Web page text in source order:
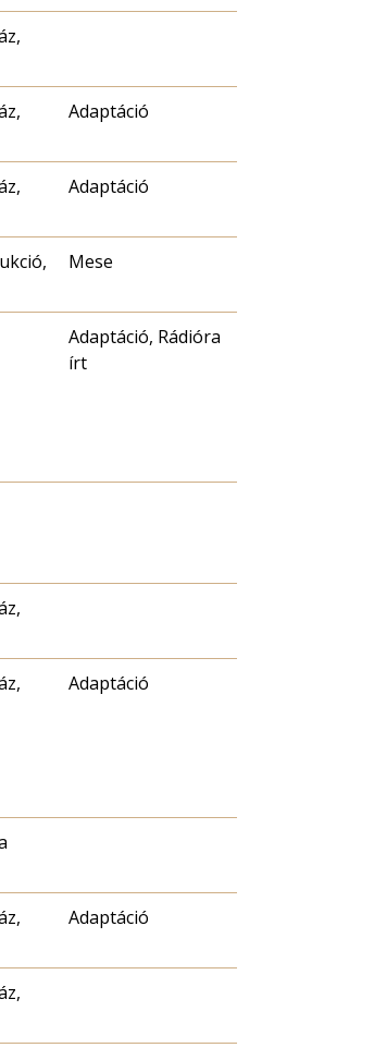
Adaptáció
Adaptáció
Mese
Adaptáció, Rádióra
írt
Adaptáció
Adaptáció